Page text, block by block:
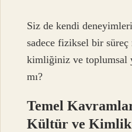
Siz de kendi
sadece fiziksel bir
kimliğiniz ve toplumsal
mı?
Temel
Kültür ve Kimlik